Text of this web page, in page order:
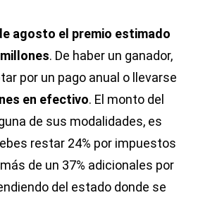
agosto el premio estimado
. De haber un ganador,
por un pago anual o llevarse
en efectivo. El monto del
de sus modalidades, es
restar 24% por impuestos
de un 37% adicionales por
del estado donde se